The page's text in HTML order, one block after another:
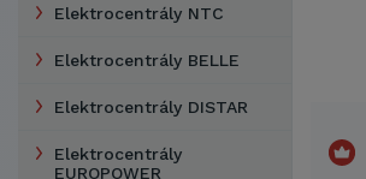
Elektrocentrály NTC
Elektrocentrály BELLE
Elektrocentrály DISTAR
Elektrocentrály
EUROPOWER